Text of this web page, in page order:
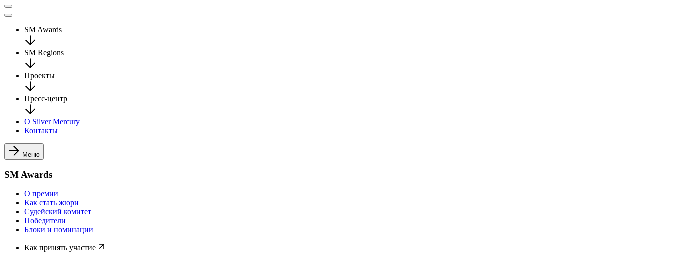
SM Awards
SM Regions
Проекты
Пресс-центр
О Silver Mercury
Контакты
Меню
SM Awards
О премии
Как стать жюри
Судейский комитет
Победители
Блоки и номинации
Как принять участие